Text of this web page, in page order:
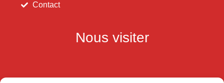
Contact
Nous visiter